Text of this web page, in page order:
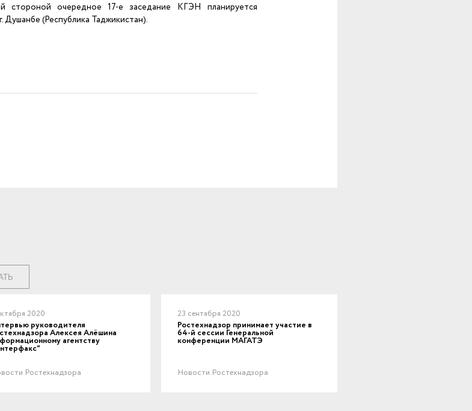
стороной очередное 17-е заседание КГЭН планируется
Душанбе (Республика Таджикистан).
2020
руководителя
Алексея Алёшина
агентству
Ростехнадзора
23 сентября 2020
Ростехнадзор принимает участие в
64-й сессии Генеральной
конференции МАГАТЭ
Новости Ростехнадзора